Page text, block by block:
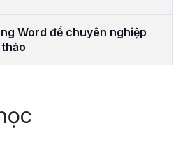
Word để chuyên nghiệp